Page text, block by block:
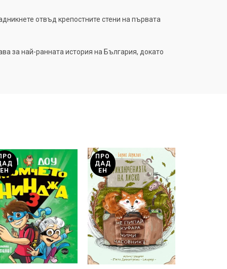
отвъд крепостните стени на първата
за най-ранната история на България, докато
ЕН
ПРО
ДАД
ЕН